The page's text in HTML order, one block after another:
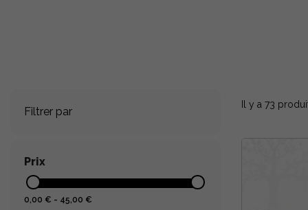
Filtrer par
Prix
0,00 € - 45,00 €
Il y a 73